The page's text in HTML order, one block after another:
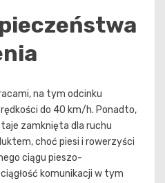
na tym odcinku
do 40 km/h. Ponadto,
zamknięta dla ruchu
choć piesi i rowerzyści
ciągu pieszo-
komunikacji w tym